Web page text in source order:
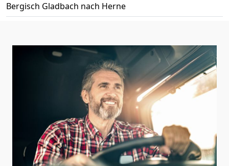
Bergisch Gladbach nach Herne